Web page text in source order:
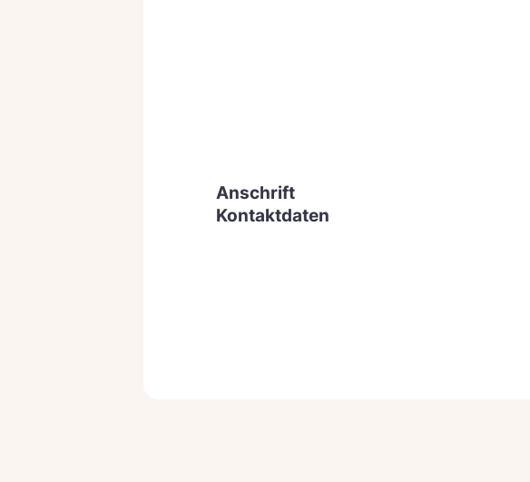
Anschrift
Kontaktdaten